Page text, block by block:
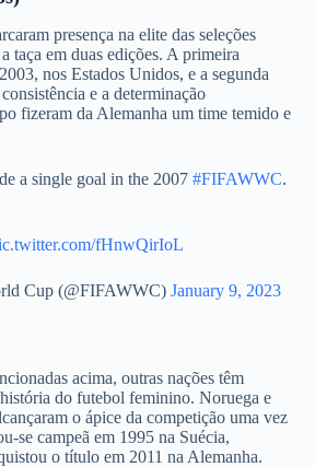
presença na elite das seleções
taça em duas edições. A primeira
nos Estados Unidos, e a segunda
e a determinação
fizeram da Alemanha um time temido e
a single goal in the 2007 #FIFAWWC.
fHnwQirIoL
Cup (@FIFAWWC) January 9, 2023
acima, outras nações têm
do futebol feminino. Noruega e
o ápice da competição uma vez
se campeã em 1995 na Suécia,
o título em 2011 na Alemanha.